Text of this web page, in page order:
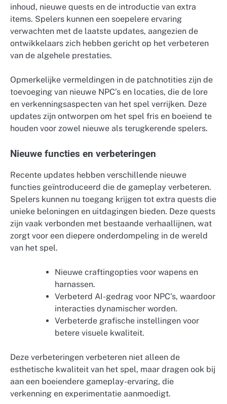
inhoud, nieuwe quests en de introductie van extra
items. Spelers kunnen een soepelere ervaring
verwachten met de laatste updates, aangezien de
ontwikkelaars zich hebben gericht op het verbeteren
van de algehele prestaties.
Opmerkelijke vermeldingen in de patchnotities zijn de
toevoeging van nieuwe NPC’s en locaties, die de lore
en verkenningsaspecten van het spel verrijken. Deze
updates zijn ontworpen om het spel fris en boeiend te
houden voor zowel nieuwe als terugkerende spelers.
Nieuwe functies en verbeteringen
Recente updates hebben verschillende nieuwe
functies geïntroduceerd die de gameplay verbeteren.
Spelers kunnen nu toegang krijgen tot extra quests die
unieke beloningen en uitdagingen bieden. Deze quests
zijn vaak verbonden met bestaande verhaallijnen, wat
zorgt voor een diepere onderdompeling in de wereld
van het spel.
Nieuwe craftingopties voor wapens en
harnassen.
Verbeterd AI-gedrag voor NPC’s, waardoor
interacties dynamischer worden.
Verbeterde grafische instellingen voor
betere visuele kwaliteit.
Deze verbeteringen verbeteren niet alleen de
esthetische kwaliteit van het spel, maar dragen ook bij
aan een boeiendere gameplay-ervaring, die
verkenning en experimentatie aanmoedigt.